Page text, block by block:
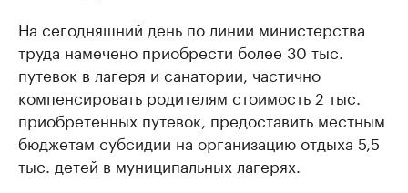
На сегодняшний день по линии министерства
труда намечено приобрести более 30 тыс.
путевок в лагеря и санатории, частично
компенсировать родителям стоимость 2 тыс.
приобретенных путевок, предоставить местным
бюджетам субсидии на организацию отдыха 5,5
тыс. детей в муниципальных лагерях.